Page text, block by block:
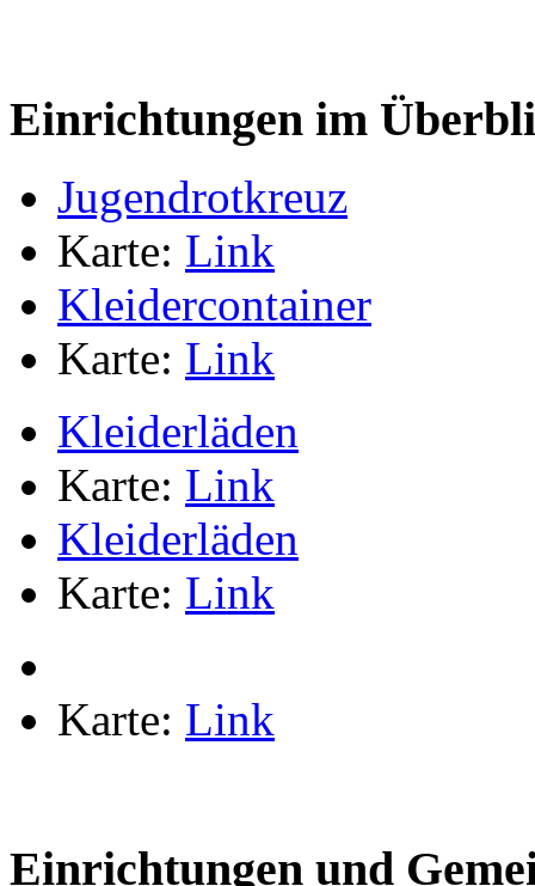
Einrichtungen im
Jugendrotkreuz
Karte: Link
Kleidercontainer
Karte: Link
Kleiderläden
Karte: Link
Kleiderläden
Karte: Link
Karte: Link
Einrichtungen und